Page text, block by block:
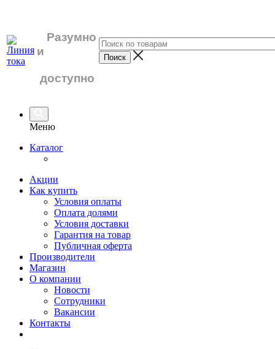
Разумно
и
доступно
Меню
Каталог
Акции
Как купить
Условия оплаты
Оплата долями
Условия доставки
Гарантия на товар
Публичная оферта
Производители
Магазин
О компании
Новости
Сотрудники
Вакансии
Контакты